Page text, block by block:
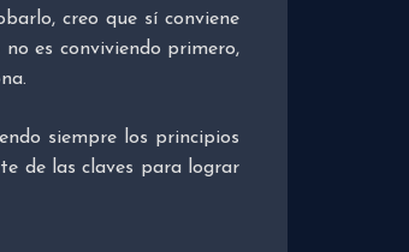
creo que sí conviene
no es conviviendo primero,
siempre los principios
de las claves para lograr